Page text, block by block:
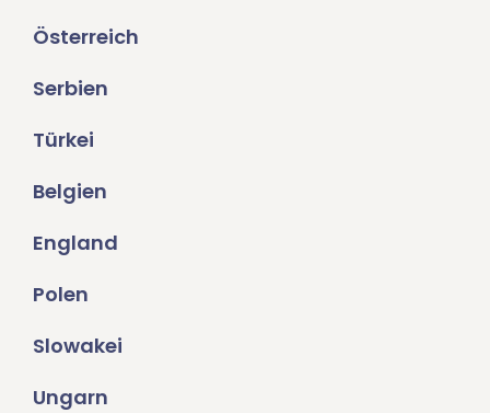
Österreich
Serbien
Türkei
Belgien
England
Polen
Slowakei
Ungarn